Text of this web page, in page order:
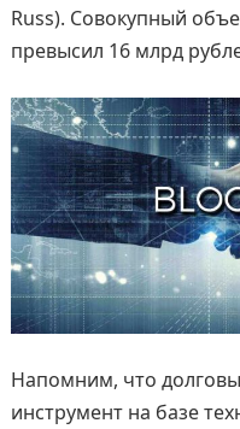
Russ). Совокупный
превысил 16 млрд
Напомним, что
инструмент на базе